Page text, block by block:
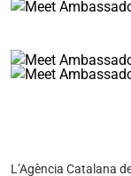
L’Agència Catalana